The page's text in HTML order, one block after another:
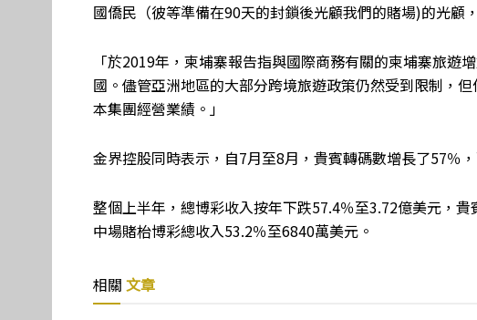
國僑民（彼等準備在90天的封鎖後光顧我們的賭場)的光顧
「於2019年，柬埔寨報告指與國際商務有關的柬埔寨旅
國。儘管亞洲地區的大部分跨境旅遊政策仍然受到限制，
本集團經營業績。」
金界控股同時表示，自7月至8月，貴賓轉碼數增長了57％
整個上半年，總博彩收入按年下跌57.4％至3.72億美元，
中場賭枱博彩總收入53.2％至6840萬美元。
相關 文章